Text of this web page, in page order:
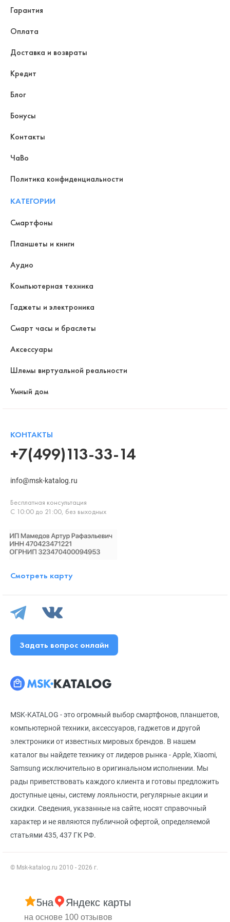
MSK-KATALOG - это огромный выбор смартфонов, планшетов,
компьютерной техники, аксессуаров, гаджетов и другой
электроники от известных мировых брендов. В нашем
каталог вы найдете технику от лидеров рынка - Apple, Xiaomi,
Samsung исключительно в оригинальном исполнении. Мы
рады приветствовать каждого клиента и готовы предложить
доступные цены, систему лояльности, регулярные акции и
скидки. Сведения, указанные на сайте, носят справочный
характер и не являются публичной офертой, определяемой
статьями 435, 437 ГК РФ.
© Msk-katalog.ru 2010 - 2026 г.
Гарантия
Оплата
Доставка и возвраты
Кредит
Блог
Бонусы
Контакты
ЧаВо
Политика конфиденциальности
КАТЕГОРИИ
Смартфоны
Планшеты и книги
Аудио
Компьютерная техника
Гаджеты и электроника
Смарт часы и браслеты
Аксессуары
Шлемы виртуальной реальности
Умный дом
КОНТАКТЫ
+7(499)113-33-14
info@msk-katalog.ru
Бесплатная консультация
С 10:00 до 21:00, без выходных
Смотреть карту
Задать вопрос онлайн
5на Яндекс карты
на основе 100 отзывов